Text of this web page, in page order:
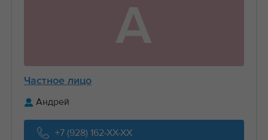
А
Частное лицо
Андрей
+7 (928) 162-XX-XX